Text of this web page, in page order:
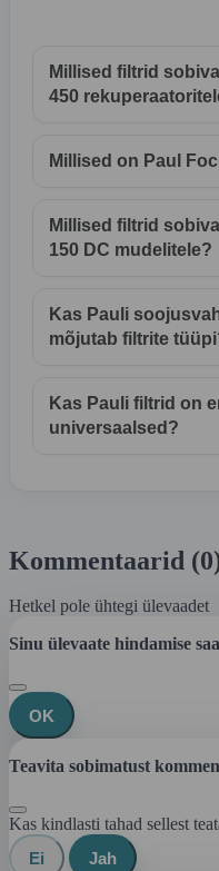
Millised filtrid
450
Millised on Paul
Millised filtrid
150 DC mudelitele?
Kas Pauli
mõjutab filtrite
Kas Pauli filtrid on
universaalsed?
Kommentaarid
Hetkel pole ühtegi ülevaadet
Sinu ülevaate hindamise
OK
Teavita sobimatust
Kas kindlasti tahad sellest
Ei
Jah